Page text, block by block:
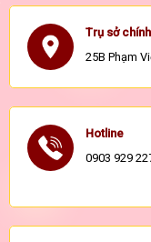
Trụ sở chính
25B Phạm
Hotline
0903 929